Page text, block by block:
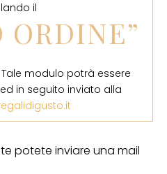
il
ORDINE”
Tale modulo potrà essere
in seguito inviato alla
potete inviare una mail